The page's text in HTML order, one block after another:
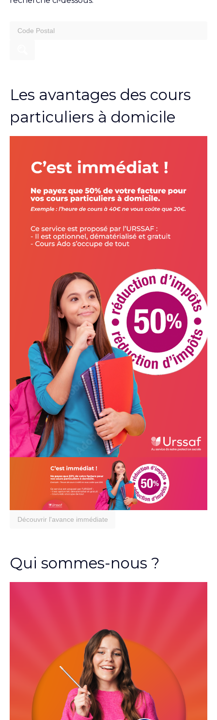
search
Les avantages des cours
particuliers à domicile
Découvrir l'avance immédiate
Qui sommes-nous ?